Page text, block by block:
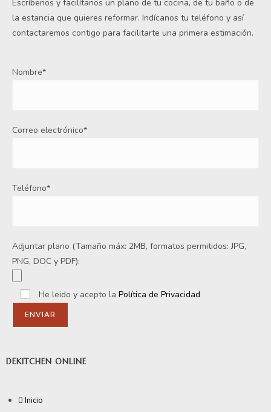
Escríbenos y facilítanos un plano de tu cocina, de tu baño o de
la estancia que quieres reformar. Indícanos tu teléfono y así
contactaremos contigo para facilitarte una primera estimación.
Nombre*
Correo electrónico*
Teléfono*
Adjuntar plano (Tamaño máx: 2MB, formatos permitidos: JPG,
PNG, DOC y PDF):
He leido y acepto la Política de Privacidad
DEKITCHEN ONLINE
Inicio